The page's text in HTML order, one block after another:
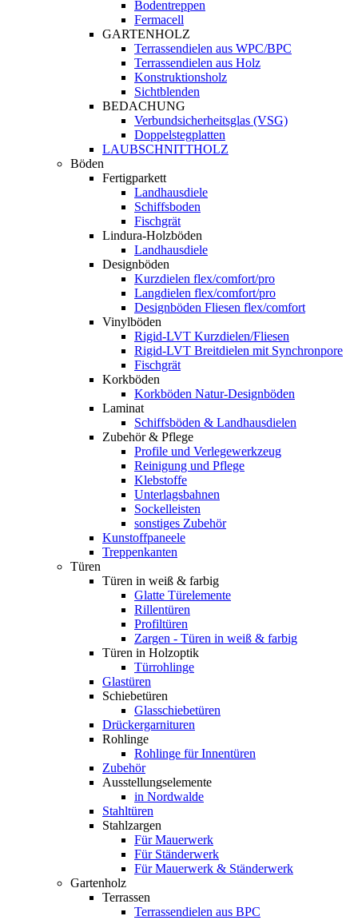
Bodentreppen
Fermacell
GARTENHOLZ
Terrassendielen aus WPC/BPC
Terrassendielen aus Holz
Konstruktionsholz
Sichtblenden
BEDACHUNG
Verbundsicherheitsglas (VSG)
Doppelstegplatten
LAUBSCHNITTHOLZ
Böden
Fertigparkett
Landhausdiele
Schiffsboden
Fischgrät
Lindura-Holzböden
Landhausdiele
Designböden
Kurzdielen flex/comfort/pro
Langdielen flex/comfort/pro
Designböden Fliesen flex/comfort
Vinylböden
Rigid-LVT Kurzdielen/Fliesen
Rigid-LVT Breitdielen mit Synchronpore
Fischgrät
Korkböden
Korkböden Natur-Designböden
Laminat
Schiffsböden & Landhausdielen
Zubehör & Pflege
Profile und Verlegewerkzeug
Reinigung und Pflege
Klebstoffe
Unterlagsbahnen
Sockelleisten
sonstiges Zubehör
Kunstoffpaneele
Treppenkanten
Türen
Türen in weiß & farbig
Glatte Türelemente
Rillentüren
Profiltüren
Zargen - Türen in weiß & farbig
Türen in Holzoptik
Türrohlinge
Glastüren
Schiebetüren
Glasschiebetüren
Drückergarnituren
Rohlinge
Rohlinge für Innentüren
Zubehör
Ausstellungselemente
in Nordwalde
Stahltüren
Stahlzargen
Für Mauerwerk
Für Ständerwerk
Für Mauerwerk & Ständerwerk
Gartenholz
Terrassen
Terrassendielen aus BPC